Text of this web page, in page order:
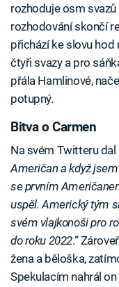
rozhoduje osm
rozhodování skončí
přichází ke slovu hod
čtyři svazy a pro
přála Hamlinové,
potupný.
Bitva o Carmen
Na svém Twitteru dal
Američan a když
se prvním
uspěl. Americký tým
svém vlajkonoši pro
do roku 2022.“
žena a běloška,
Spekulacím nahrál